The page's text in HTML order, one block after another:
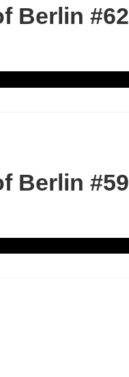
Berlin #62
Berlin #59